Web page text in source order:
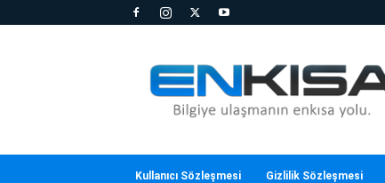
Kısa
Kullanıcı Sözleşmesi Gizlilik Sözleşmesi